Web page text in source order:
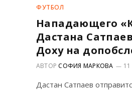
ФУТБОЛ
Нападающего
Дастана
Доху на
АВТОРСОФИЯ МАРКОВА
Дастан Сатпаев